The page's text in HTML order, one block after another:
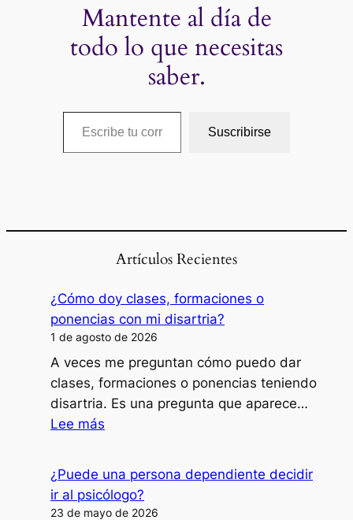
Mantente al día de
todo lo que necesitas
saber.
Escribe tu correo electrónico…
Suscribirse
Artículos Recientes
¿Cómo doy clases, formaciones o
ponencias con mi disartria?
1 de agosto de 2026
A veces me preguntan cómo puedo dar
clases, formaciones o ponencias teniendo
disartria. Es una pregunta que aparece…
Lee más
clases,
formaciones
¿Puede una persona dependiente decidir
ir al psicólogo?
23 de mayo de 2026